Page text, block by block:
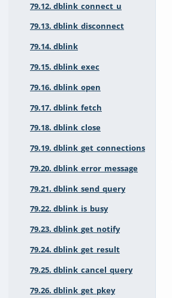
79.12. dblink_connect_u
79.13. dblink_disconnect
79.14. dblink
79.15. dblink_exec
79.16. dblink_open
79.17. dblink_fetch
79.18. dblink_close
79.19. dblink_get_connections
79.20. dblink_error_message
79.21. dblink_send_query
79.22. dblink_is_busy
79.23. dblink_get_notify
79.24. dblink_get_result
79.25. dblink_cancel_query
79.26. dblink_get_pkey